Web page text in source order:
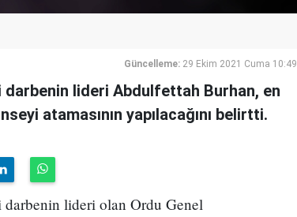
Güncelleme: 29 Ekim 2021 Cuma 10:49
lideri Abdulfettah Burhan, en
atamasının yapılacağını belirtti.
darbenin lideri olan Ordu Genel